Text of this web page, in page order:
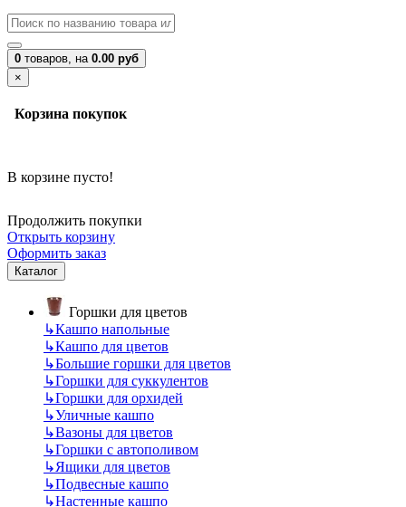
0 товаров, на 0.00 руб
×
Корзина покупок
В корзине пусто!
Продолжить покупки
Открыть корзину
Оформить заказ
Каталог
Горшки для цветов
↳Кашпо напольные
↳Кашпо для цветов
↳Большие горшки для цветов
↳Горшки для суккулентов
↳Горшки для орхидей
↳Уличные кашпо
↳Вазоны для цветов
↳Горшки с автополивом
↳Ящики для цветов
↳Подвесные кашпо
↳Настенные кашпо